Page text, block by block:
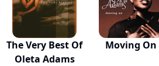
The Very Best Of
Oleta Adams
Moving On